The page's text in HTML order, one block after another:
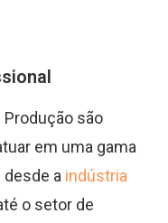
Produção são
em uma gama
a indústria
o setor de